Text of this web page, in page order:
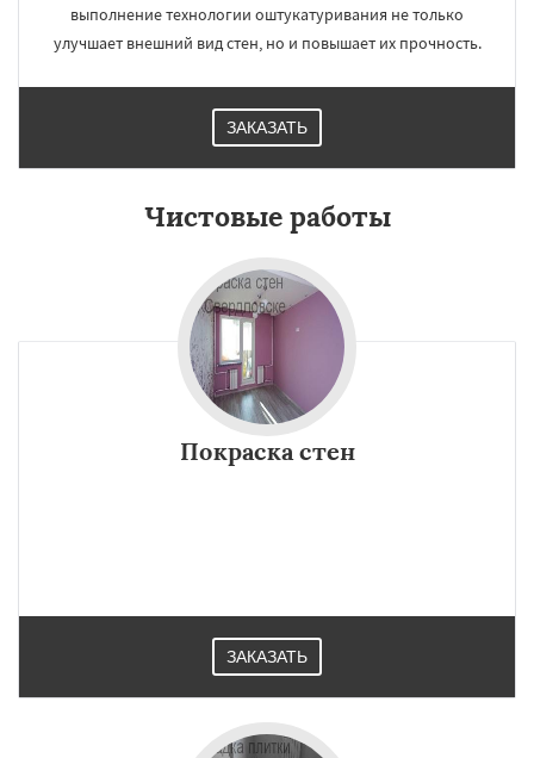
выполнение технологии оштукатуривания не только
улучшает внешний вид стен, но и повышает их прочность.
ЗАКАЗАТЬ
Чистовые работы
Покраска стен
ЗАКАЗАТЬ